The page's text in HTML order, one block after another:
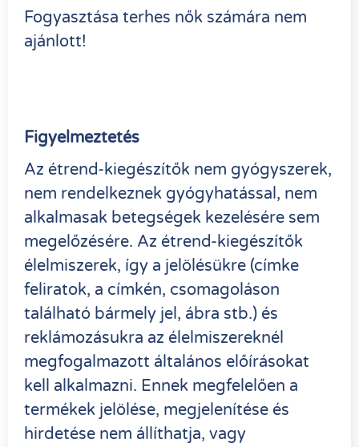
Fogyasztása terhes nők számára nem
ajánlott!
Figyelmeztetés
Az étrend-kiegészítők nem gyógyszerek,
nem rendelkeznek gyógyhatással, nem
alkalmasak betegségek kezelésére sem
megelőzésére. Az étrend-kiegészítők
élelmiszerek, így a jelölésükre (címke
feliratok, a címkén, csomagoláson
található bármely jel, ábra stb.) és
reklámozásukra az élelmiszereknél
megfogalmazott általános előírásokat
kell alkalmazni. Ennek megfelelően a
termékek jelölése, megjelenítése és
hirdetése nem állíthatja, vagy